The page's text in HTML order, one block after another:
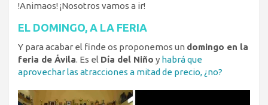
!Animaos! ¡Nosotros vamos a ir!
EL DOMINGO, A LA FERIA
Y para acabar el finde os proponemos un domingo en la
feria de Ávila. Es el Día del Niño y habrá que
aprovechar las atracciones a mitad de precio, ¿no?